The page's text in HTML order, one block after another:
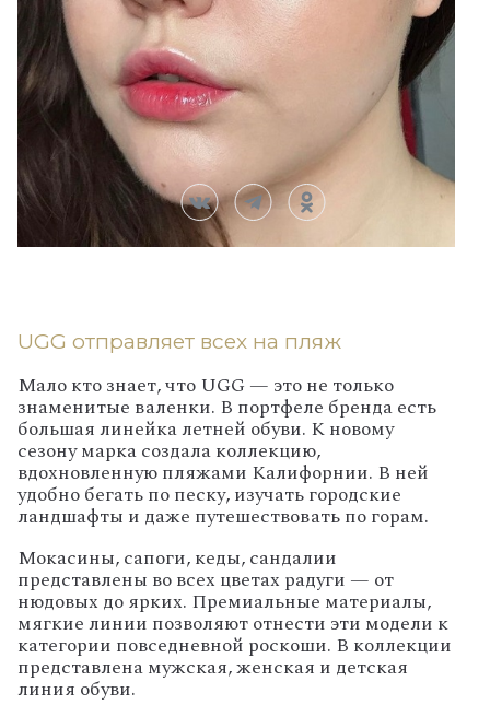
UGG отправляет всех на пляж
Мало кто знает, что UGG — это не только
знаменитые валенки. В портфеле бренда есть
большая линейка летней обуви. К новому
сезону марка создала коллекцию,
вдохновленную пляжами Калифорнии. В ней
удобно бегать по песку, изучать городские
ландшафты и даже путешествовать по горам.
Мокасины, сапоги, кеды, сандалии
представлены во всех цветах радуги — от
нюдовых до ярких. Премиальные материалы,
мягкие линии позволяют отнести эти модели к
категории повседневной роскоши. В коллекции
представлена мужская, женская и детская
линия обуви.